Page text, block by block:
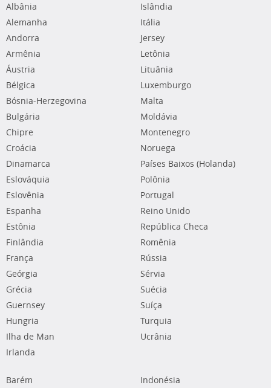
Albânia
Alemanha
Andorra
Armênia
Áustria
Bélgica
Bósnia-Herzegovina
Bulgária
Chipre
Croácia
Dinamarca
Eslováquia
Eslovênia
Espanha
Estônia
Finlândia
França
Geórgia
Grécia
Guernsey
Hungria
Ilha de Man
Irlanda
Islândia
Itália
Jersey
Letônia
Lituânia
Luxemburgo
Malta
Moldávia
Montenegro
Noruega
Países Baixos (Holanda)
Polônia
Portugal
Reino Unido
República Checa
Romênia
Rússia
Sérvia
Suécia
Suíça
Turquia
Ucrânia
Barém
Indonésia